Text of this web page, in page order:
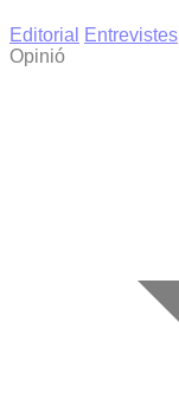
Editorial
Entrevistes
Opinió